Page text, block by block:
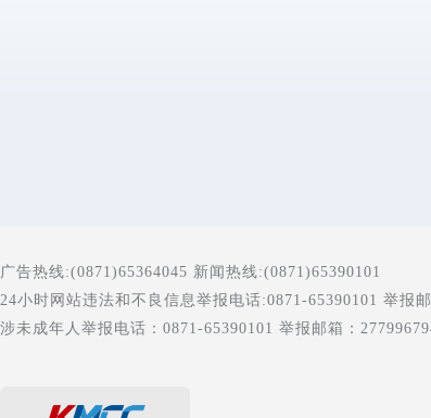
广告热线:(0871)65364045 新闻热线:(0871)65390101
24小时网站违法和不良信息举报电话:0871-65390101 举报
涉未成年人举报电话：0871-65390101 举报邮箱：